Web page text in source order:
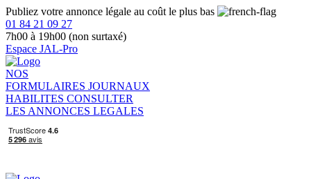
Publiez votre annonce légale au coût le plus bas
01 84 21 09 27
7h00 à 19h00 (non surtaxé)
Espace JAL-Pro
NOS
FORMULAIRES JOURNAUX
HABILITES CONSULTER
LES ANNONCES LEGALES